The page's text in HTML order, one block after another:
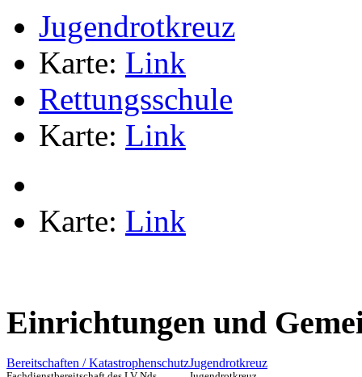
Jugendrotkreuz
Karte: Link
Rettungsschule
Karte: Link
Karte: Link
Einrichtungen und
Bereitschaften / KatastrophenschutzJugendrotkreuz